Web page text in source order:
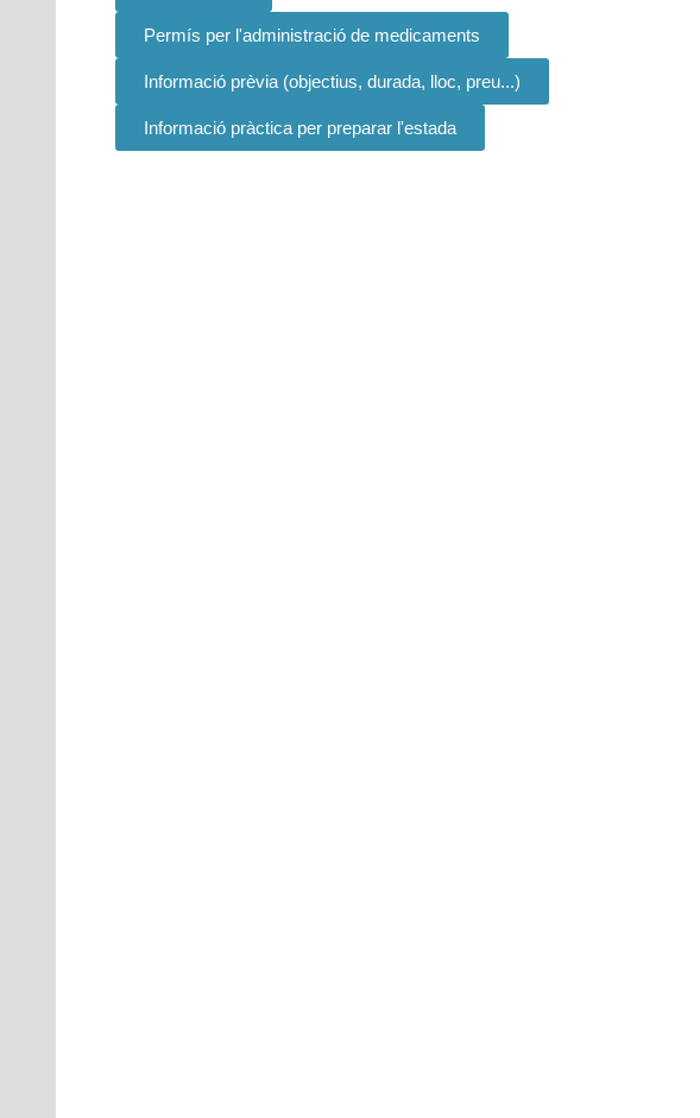
Permís per l'administració de medicaments
Informació prèvia (objectius, durada, lloc, preu...)
Informació pràctica per preparar l'estada